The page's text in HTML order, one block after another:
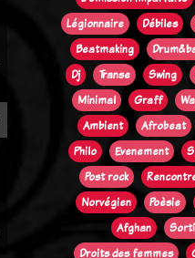
Légionnaire
Débiles
Beatmaking
Dj
Transe Swing
Minimal
Graff
Ambient
Afrobeat
Philo
Evenement
Post rock
Norvégien
Poèsie
Afghan
Droits des femmes